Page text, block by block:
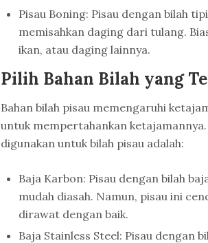
Pisau Boning: Pisau dengan bilah
memisahkan daging dari tulang.
ikan, atau daging lainnya.
Pilih Bahan Bilah yang
Bahan bilah pisau memengaruhi
untuk mempertahankan
digunakan untuk bilah pisau adalah:
Baja Karbon: Pisau dengan bilah
mudah diasah. Namun, pisau ini
dirawat dengan baik.
Baja Stainless Steel: Pisau dengan